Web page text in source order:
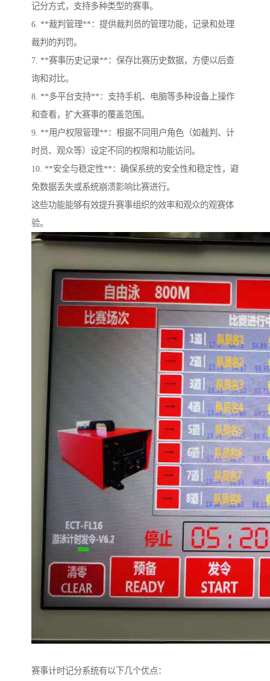
记分方式，支持多种类型的赛事。
6. **裁判管理**：提供裁判员的管理功能，记录和处理
裁判的判罚。
7. **赛事历史记录**：保存比赛历史数据，方便以后查
询和对比。
8. **多平台支持**：支持手机、电脑等多种设备上操作
和查看，扩大赛事的覆盖范围。
9. **用户权限管理**：根据不同用户角色（如裁判、计
时员、观众等）设定不同的权限和功能访问。
10. **安全与稳定性**：确保系统的安全性和稳定性，避
免数据丢失或系统崩溃影响比赛进行。
这些功能能够有效提升赛事组织的效率和观众的观赛体
验。
赛事计时记分系统有以下几个优点：